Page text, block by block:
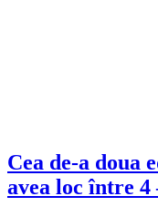
Cea de-a doua
avea loc între 4